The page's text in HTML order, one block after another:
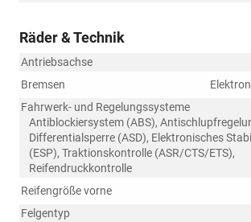
Räder & Technik
Antriebsachse
Bremsen
Fahrwerk- und Regelungssysteme
Antiblockiersystem (ABS),
Differentialsperre (ASD), Elektronisches
(ESP), Traktionskontrolle (ASR/CTS/ETS),
Reifendruckkontrolle
Reifengröße vorne
Felgentyp